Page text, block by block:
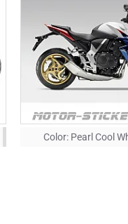
Color: Pearl Cool